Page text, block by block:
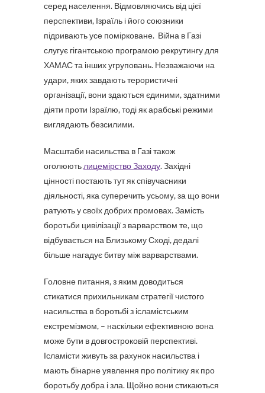
серед населення. Відмовляючись від цієї
перспективи, Ізраїль і його союзники
підривають усе помірковане. Війна в Газі
слугує гігантською програмою рекрутингу для
ХАМАС та інших угруповань. Незважаючи на
удари, яких завдають терористичні
організації, вони здаються єдиними, здатними
діяти проти Ізраїлю, тоді як арабські режими
виглядають безсилими.
Масштаби насильства в Газі також
оголюють лицемірство Заходу. Західні
цінності постають тут як співучасники
діяльності, яка суперечить усьому, за що вони
ратують у своїх добрих промовах. Замість
боротьби цивілізації з варварством те, що
відбувається на Близькому Сході, дедалі
більше нагадує битву між варварствами.
Головне питання, з яким доводиться
стикатися прихильникам стратегії чистого
насильства в боротьбі з ісламістським
екстремізмом, – наскільки ефективною вона
може бути в довгостроковій перспективі.
Ісламісти живуть за рахунок насильства і
мають бінарне уявлення про політику як про
боротьбу добра і зла. Щойно вони стикаються